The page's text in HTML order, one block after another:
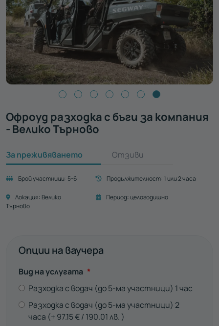
Офроуд разходка с бъги за компания
- Велико Търново
За преживяването Отзиви
Брой участници: 5-6 Продължителност: 1 или 2 часа
Локация: Велико
Търново
Период:целогодишно
Опции на ваучера
Вид на услугата Задължително
*
Разходка с водач (до 5-ма участници) 1 час
Разходка с водач (до 5-ма участници) 2
часа
97.15€ 190.01лв.